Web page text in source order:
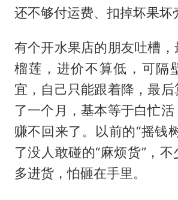
还不够付运费、扣掉坏果坏
有个开水果店的朋友吐槽
榴莲，进价不算低，可隔
宜，自己只能跟着降，最
了一个月，基本等于白忙
赚不回来了。以前的“摇钱
了没人敢碰的“麻烦货”，
多进货，怕砸在手里。